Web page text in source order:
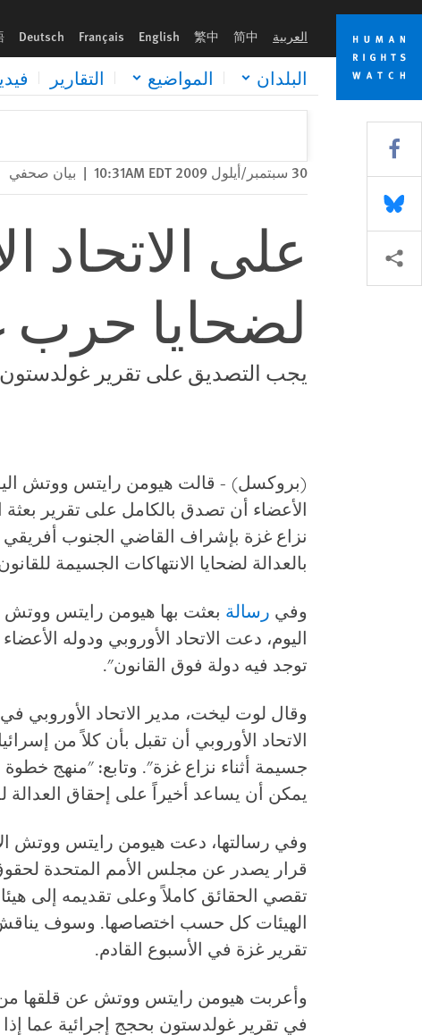
Skip
cookie
privacy
notice
Skip
main
content
العربية 简中
繁中
English
Français
Deutsch
البلدان المواضيع التقارير
30 سبتمبر/أيلول 2009 10:31AM EDT | بيان صحفي
على الاتحاد
لضحايا حرب
يجب التصديق على تقرير غولدستون
(بروكسل) - قالت هيومن رايتس ووتش
الأعضاء أن تصدق بالكامل على تقرير
نزاع غزة بإشراف القاضي الجنوب
بالعدالة لضحايا الانتهاكات الجسيمة
وفي رسالة بعثت بها هيومن رايتس ووتش
توجد فيه دولة فوق القانون".
وقال لوت ليخت، مدير الاتحاد
الاتحاد الأوروبي أن تقبل بأن كلاً من
جسيمة أثناء نزاع غزة". وتابع: "منهج
يمكن أن يساعد أخيراً على إحقاق العدالة
وفي رسالتها، دعت هيومن رايتس ووتش
قرار يصدر عن مجلس الأمم المتحدة
تقصي الحقائق كاملاً وعلى تقديمه إلى
الهيئات كل حسب اختصاصها. وسوف
تقرير غزة في الأسبوع القادم.
وأعربت هيومن رايتس ووتش عن قلقها من
في تقرير غولدستون بحجج إجرائية عما إذا
Share this via Facebook
Share this via Bluesky
Share this via مشاركة